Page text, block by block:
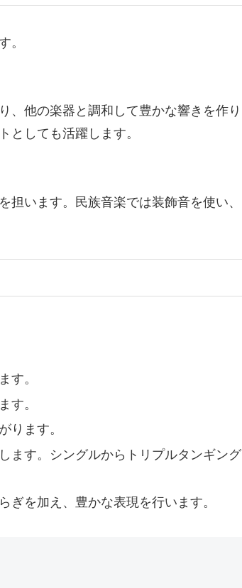
。
、他の楽器と調和して豊かな響きを作り
としても活躍します。
います。民族音楽では装飾音を使い、
す。
す。
ります。
ます。シングルからトリプルタンギング
ぎを加え、豊かな表現を行います。